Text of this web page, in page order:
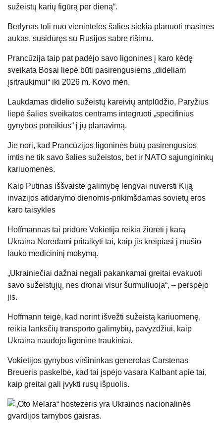
sužeistų karių figūrą per dieną“.
Berlynas toli nuo vienintelės šalies siekia planuoti masines
aukas, susidūręs su Rusijos sabre rišimu.
Prancūzija taip pat padėjo savo ligonines į karo kėdę
sveikata Bosai liepė būti pasirengusiems „dideliam
įsitraukimui“ iki 2026 m. Kovo mėn.
Laukdamas didelio sužeistų kareivių antplūdžio, Paryžius
liepė šalies sveikatos centrams integruoti „specifinius
gynybos poreikius“ į jų planavimą.
Jie nori, kad Prancūzijos ligoninės būtų pasirengusios
imtis ne tik savo šalies sužeistos, bet ir NATO sąjungininkų
kariuomenės.
Kaip Putinas iššvaistė galimybę lengvai nuversti Kiją
invazijos atidarymo dienomis-prikimšdamas sovietų eros
karo taisykles
Hoffmannas tai pridūrė Vokietija reikia žiūrėti į karą
Ukraina Norėdami pritaikyti tai, kaip jis kreipiasi į mūšio
lauko medicininį mokymą.
„Ukrainiečiai dažnai negali pakankamai greitai evakuoti
savo sužeistųjų, nes dronai visur šurmuliuoja“, – perspėjo
jis.
Hoffmann teigė, kad norint išvežti sužeistą kariuomenę,
reikia lanksčių transporto galimybių, pavyzdžiui, kaip
Ukraina naudojo ligoninė traukiniai.
Vokietijos gynybos viršininkas generolas Carstenas
Breueris paskelbė, kad tai įspėjo vasara Kalbant apie tai,
kaip greitai gali įvykti rusų išpuolis.